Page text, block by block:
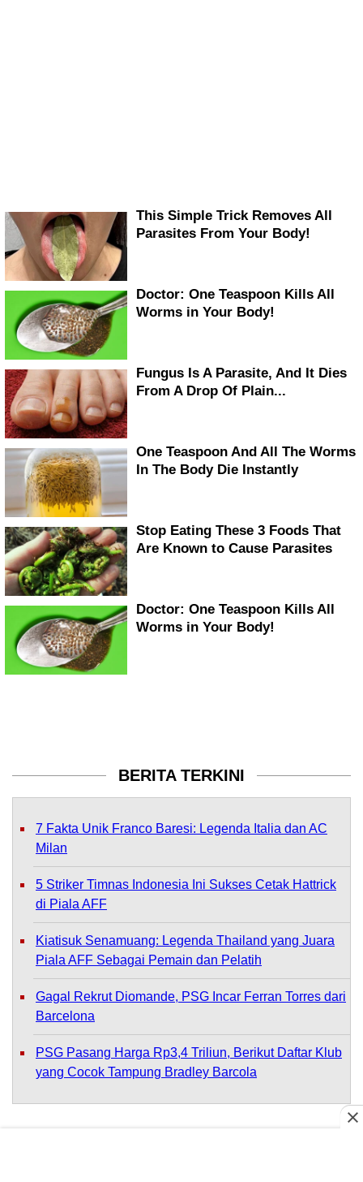
BERITA TERKINI
7 Fakta Unik Franco Baresi: Legenda Italia dan AC
Milan
5 Striker Timnas Indonesia Ini Sukses Cetak Hattrick
di Piala AFF
Kiatisuk Senamuang: Legenda Thailand yang Juara
Piala AFF Sebagai Pemain dan Pelatih
Gagal Rekrut Diomande, PSG Incar Ferran Torres dari
Barcelona
PSG Pasang Harga Rp3,4 Triliun, Berikut Daftar Klub
yang Cocok Tampung Bradley Barcola